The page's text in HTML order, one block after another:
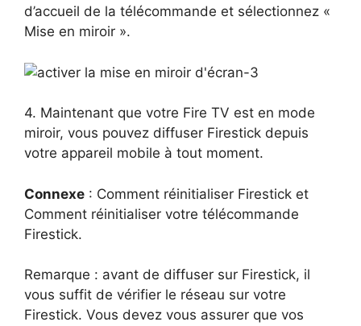
d’accueil de la télécommande et sélectionnez «
Mise en miroir ».
4. Maintenant que votre Fire TV est en mode
miroir, vous pouvez diffuser Firestick depuis
votre appareil mobile à tout moment.
Connexe : Comment réinitialiser Firestick et
Comment réinitialiser votre télécommande
Firestick.
Remarque : avant de diffuser sur Firestick, il
vous suffit de vérifier le réseau sur votre
Firestick. Vous devez vous assurer que vos